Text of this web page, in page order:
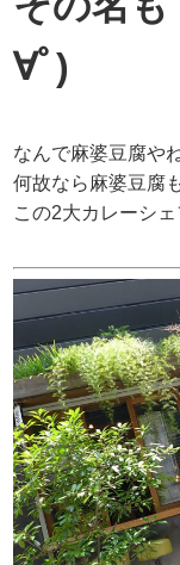
∀ﾟ)
なんで麻婆豆腐や
何故なら麻婆豆腐
この2大カレーシ